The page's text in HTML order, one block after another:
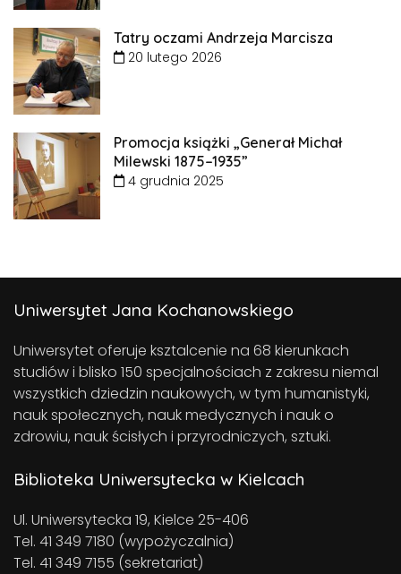
Tatry oczami Andrzeja Marcisza
20 lutego 2026
Promocja książki „Generał Michał
Milewski 1875–1935”
4 grudnia 2025
Uniwersytet Jana Kochanowskiego
Uniwersytet oferuje ksztalcenie na 68 kierunkach
studiów i blisko 150 specjalnościach z zakresu niemal
wszystkich dziedzin naukowych, w tym humanistyki,
nauk społecznych, nauk medycznych i nauk o
zdrowiu, nauk ścisłych i przyrodniczych, sztuki.
Biblioteka Uniwersytecka w Kielcach
Ul. Uniwersytecka 19, Kielce 25-406
Tel. 41 349 7180 (wypożyczalnia)
Tel. 41 349 7155 (sekretariat)